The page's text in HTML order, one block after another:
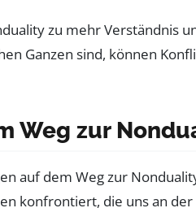
zu mehr Verständnis
Ganzen sind, können
Weg zur
auf dem Weg zur
konfrontiert, die uns an der